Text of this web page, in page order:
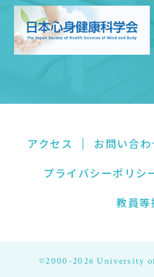
アクセス お問い合わ
プライバシーポリシ
教員等
©2000-2026 University